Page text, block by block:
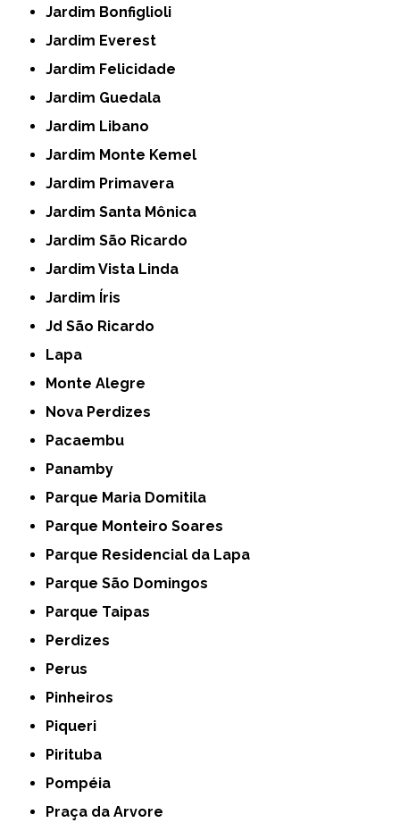
Jardim Bonfiglioli
Jardim Everest
Jardim Felicidade
Jardim Guedala
Jardim Libano
Jardim Monte Kemel
Jardim Primavera
Jardim Santa Mônica
Jardim São Ricardo
Jardim Vista Linda
Jardim Íris
Jd São Ricardo
Lapa
Monte Alegre
Nova Perdizes
Pacaembu
Panamby
Parque Maria Domitila
Parque Monteiro Soares
Parque Residencial da Lapa
Parque São Domingos
Parque Taipas
Perdizes
Perus
Pinheiros
Piqueri
Pirituba
Pompéia
Praça da Arvore